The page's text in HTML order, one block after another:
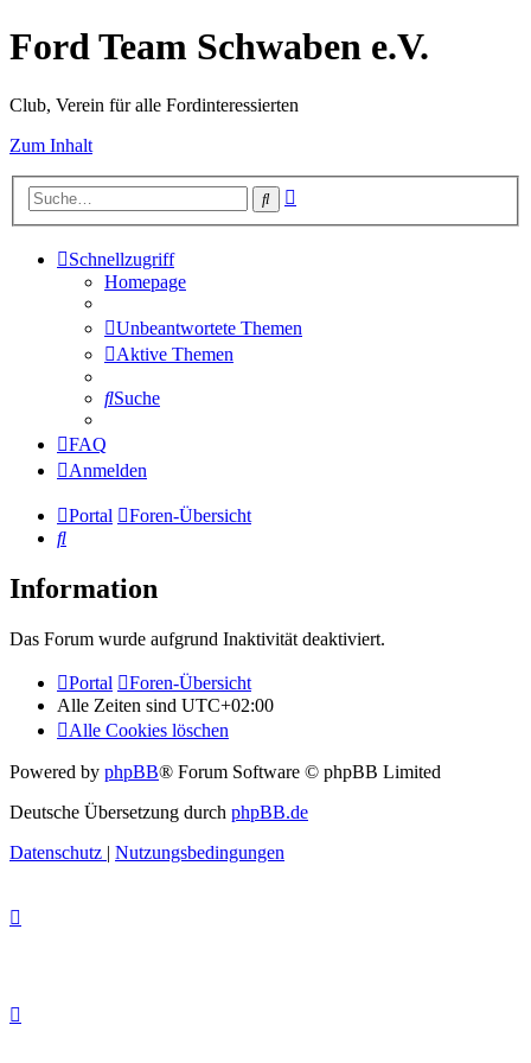
Ford Team Schwaben e.V.
Club, Verein für alle Fordinteressierten
Zum Inhalt
Suche
Schnellzugriff
Homepage
Unbeantwortete Themen
Aktive Themen
Suche
FAQ
Anmelden
Portal
Foren-Übersicht
Suche
Information
Das Forum wurde aufgrund Inaktivität deaktiviert.
Portal
Foren-Übersicht
Alle Zeiten sind UTC+02:00
Alle Cookies löschen
Powered by phpBB® Forum Software © phpBB Limited
Deutsche Übersetzung durch phpBB.de
Datenschutz | Nutzungsbedingungen